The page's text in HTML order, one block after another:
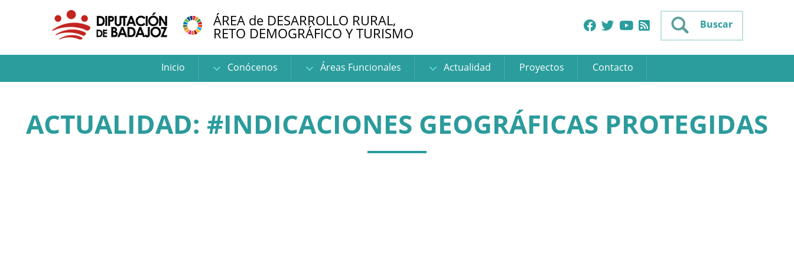
ÁREA de DESARROLLO RURAL,
RETO DEMOGRÁFICO Y TURISMO Buscar
Inicio Conócenos Áreas Funcionales Actualidad Proyectos Contacto
ACTUALIDAD: #INDICACIONES GEOGRÁFICAS PROTEGIDAS